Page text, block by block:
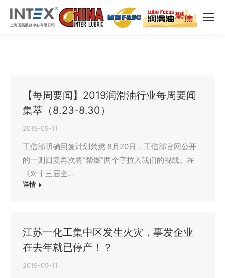
【每周要闻】2019润滑油行业每周要闻
集萃（8.23-8.30）
2019-09-11
工信部明确回复计划禁燃 8月20日，工信部官网公开
的一则回复再次将“禁燃”两个字拉入我们的视线。在
《对十三届全…
详情
江苏一化工集中区发生火灾，事发企业
在去年就已停产！？
2019-09-11